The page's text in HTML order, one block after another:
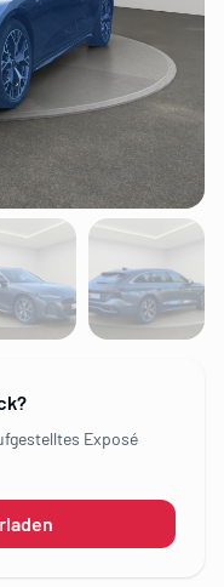
Exposé